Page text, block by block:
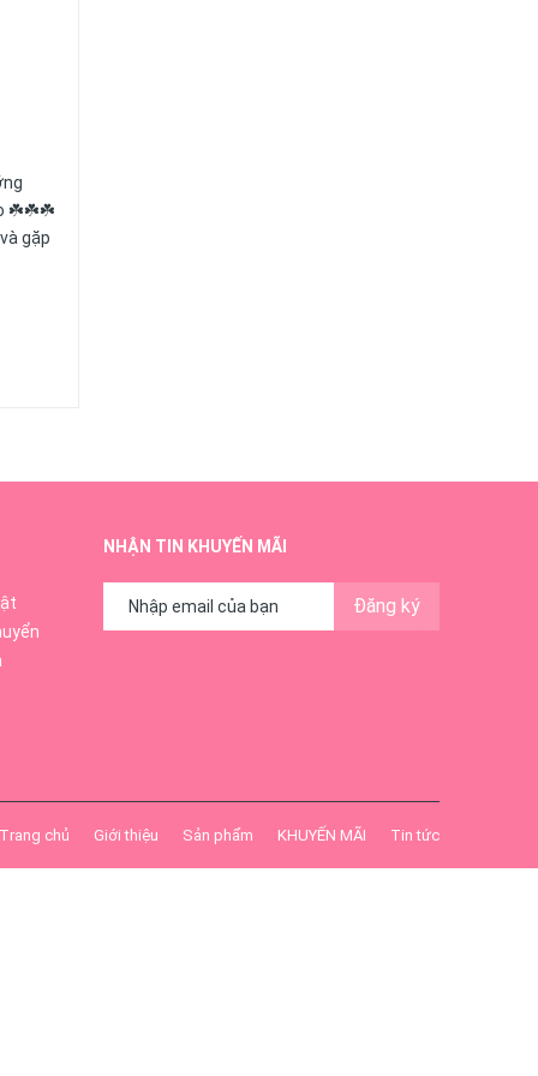
☘️☘️☘️
gặp
NHẬN TIN KHUYẾN MÃI
Đăng ký
Trang chủ Giới thiệu Sản phẩm KHUYẾN MÃI Tin tức